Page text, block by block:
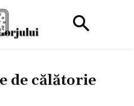
de călătorie